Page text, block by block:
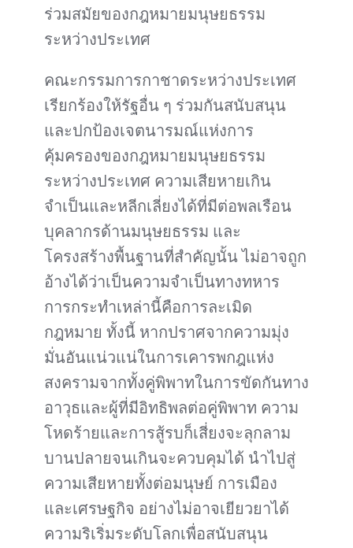
ร่วมสมัยของกฎหมายมนุษยธรรม
ระหว่างประเทศ
คณะกรรมการกาชาดระหว่างประเทศ
เรียกร้องให้รัฐอื่น ๆ ร่วมกันสนับสนุน
และปกป้องเจตนารมณ์แห่งการ
คุ้มครองของกฎหมายมนุษยธรรม
ระหว่างประเทศ ความเสียหายเกิน
จำเป็นและหลีกเลี่ยงได้ที่มีต่อพลเรือน
บุคลากรด้านมนุษยธรรม และ
โครงสร้างพื้นฐานที่สำคัญนั้น ไม่อาจถูก
อ้างได้ว่าเป็นความจำเป็นทางทหาร
การกระทำเหล่านี้คือการละเมิด
กฎหมาย ทั้งนี้ หากปราศจากความมุ่ง
มั่นอันแน่วแน่ในการเคารพกฎแห่ง
สงครามจากทั้งคู่พิพาทในการขัดกันทาง
อาวุธและผู้ที่มีอิทธิพลต่อคู่พิพาท ความ
โหดร้ายและการสู้รบก็เสี่ยงจะลุกลาม
บานปลายจนเกินจะควบคุมได้ นำไปสู่
ความเสียหายทั้งต่อมนุษย์ การเมือง
และเศรษฐกิจ อย่างไม่อาจเยียวยาได้
ความริเริ่มระดับโลกเพื่อสนับสนุน